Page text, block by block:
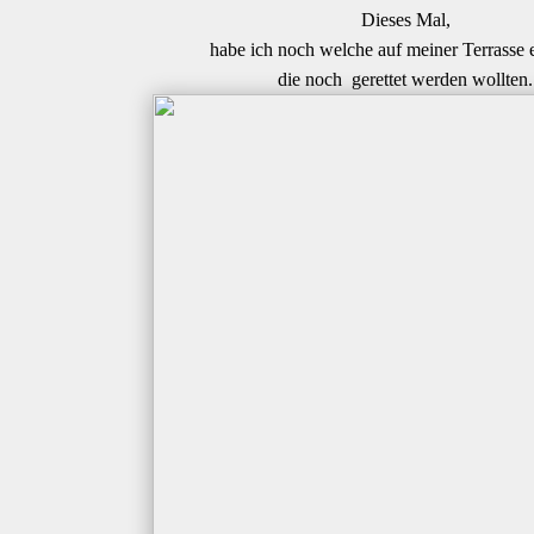
Dieses Mal,
habe ich noch welche auf meiner Terrasse
die noch gerettet werden wollten.